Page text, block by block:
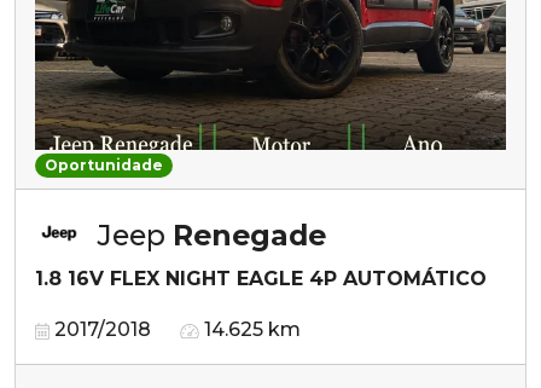
Oportunidade
Jeep Renegade
1.8 16V FLEX NIGHT EAGLE 4P AUTOMÁTICO
2017/2018 14.625 km